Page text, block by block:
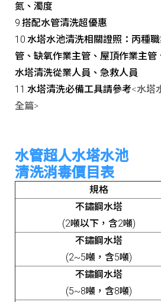
氮、濁度
9.搭配水管清洗超優惠
10.水塔水池清洗相關證照：丙種
管、缺氧作業主管、屋頂作業主管
水塔清洗從業人員、急救人員
11.水塔清洗必備工具請參考<水塔
全篇>
水管超人水塔水池
清洗消毒價目表
規格
不鏽鋼水塔
(2噸以下，含2噸)
不鏽鋼水塔
(2~5噸，含5噸)
不鏽鋼水塔
(5~8噸，含8噸)